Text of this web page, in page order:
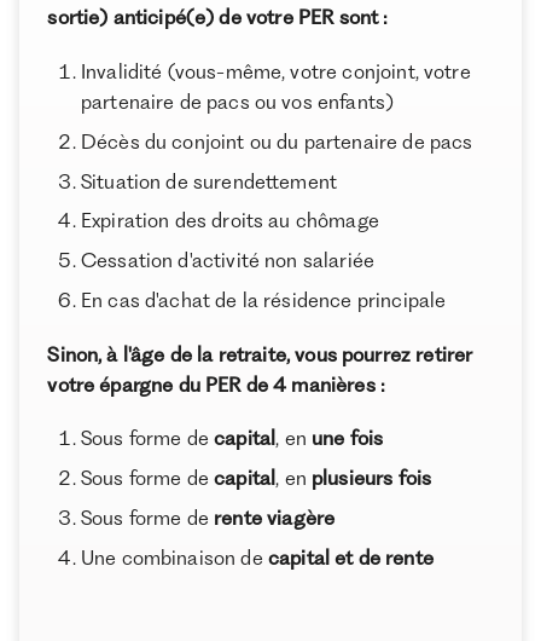
expertise patrimoniale, technologie et sélection
rigoureuse des meilleurs produits du marché, dans
une logique de performance à long terme.
sortie) anticipé(e) de votre PER sont :
Invalidité (vous-même, votre conjoint, votre
partenaire de pacs ou vos enfants)
Décès du conjoint ou du partenaire de pacs
Situation de surendettement
Expiration des droits au chômage
Cessation d'activité non salariée
En cas d'achat de la résidence principale
Sinon, à l'âge de la retraite, vous pourrez retirer
votre épargne du PER de 4 manières :
Sous forme decapital, en une fois
Sous forme decapital, en plusieurs fois
Sous forme de rente viagère
Une combinaison de capital et de rente